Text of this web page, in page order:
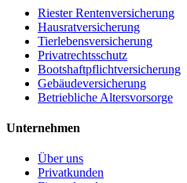
Riester Rentenversicherung
Hausratversicherung
Tierlebensversicherung
Privatrechtsschutz
Bootshaftpflichtversicherung
Gebäudeversicherung
Betriebliche Altersvorsorge
Unternehmen
Über uns
Privatkunden